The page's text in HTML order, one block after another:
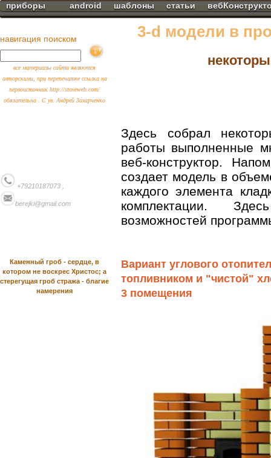
приборы android шаблоны статьи
3-d модели в
Здесь собрал
работы выполненные
веб-конструктор.
создает модель в
каждого элемента
комплектации.
возможностей
Вариант углового
топливником и "чистой"
3 помещения
навигация поиском
все материалы сайта являются
авторскими, при перепечатке ссылка на
первоисточник http://stoveweb.com/
обязательна . С ув. Андрей Захарченко
+79210187073 ,
berejki@gmail.com
Каменный гроб - сердце, в
котором не воскрес Христос; а
стерегущая гроб стража - благие
намерения